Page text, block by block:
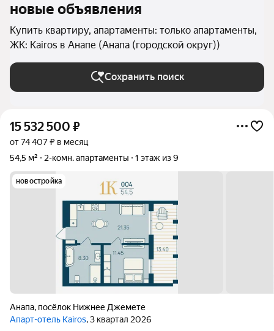
новые объявления
Купить квартиру, апартаменты: только апартаменты,
ЖК: Kairos в Анапе (Анапа (городской округ))
Сохранить поиск
15 532 500 ₽
от 74 407 ₽ в месяц
54,5 м²
2-комн. апартаменты 1 этаж из 9
новостройка
Анапа, посёлок Нижнее Джемете
Апарт-отель Kairos, 3 квартал 2026